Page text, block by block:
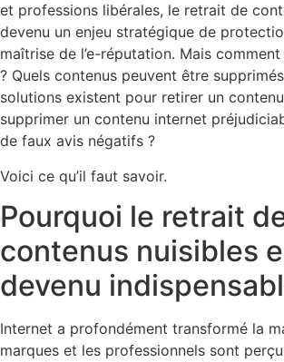
et professions libérales, le retrait de
devenu un enjeu stratégique de
maîtrise de l’e-réputation. Mais
? Quels contenus peuvent être
solutions existent pour retirer un
supprimer un contenu internet
de faux avis négatifs ?
Voici ce qu’il faut savoir.
Pourquoi le retrait
contenus nuisibles
devenu
Internet a profondément transformé la
marques et les professionnels sont